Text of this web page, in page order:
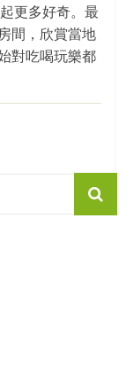
更多好奇。最
間，欣賞當地
對吃喝玩樂都